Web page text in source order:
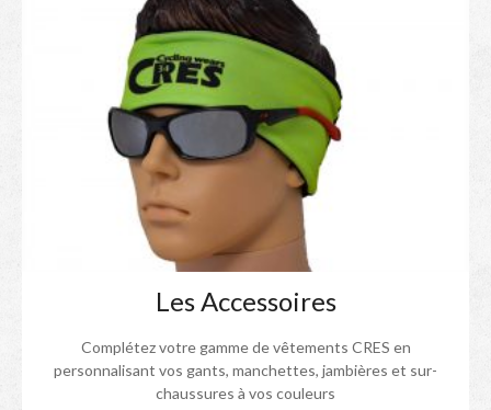
Les Accessoires
Complétez votre gamme de vêtements CRES en
personnalisant vos gants, manchettes, jambières et sur-
chaussures à vos couleurs